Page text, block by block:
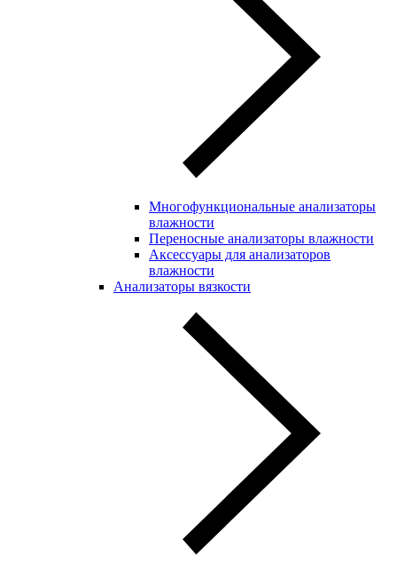
Многофункциональные анализаторы
влажности
Переносные анализаторы влажности
Аксессуары для анализаторов
влажности
Анализаторы вязкости